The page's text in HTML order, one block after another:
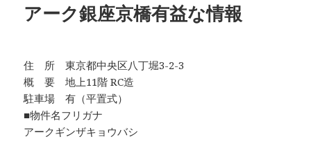
アーク銀座京橋有益な情報
住 所 東京都中央区八丁堀3-2-3
概 要 地上11階 RC造
駐車場 有（平置式）
■物件名フリガナ
アークギンザキョウバシ